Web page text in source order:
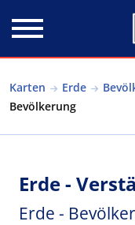
Karten Erde
Bevölkerung
Erde -
Erde -